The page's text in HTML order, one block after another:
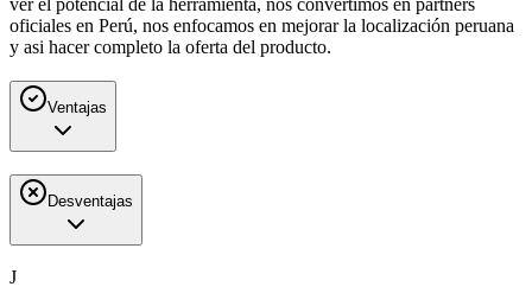
ver el potencial de la herramienta, nos convertimos en partners
oficiales en Perú, nos enfocamos en mejorar la localización peruana
y asi hacer completo la oferta del producto.
Ventajas
Desventajas
J